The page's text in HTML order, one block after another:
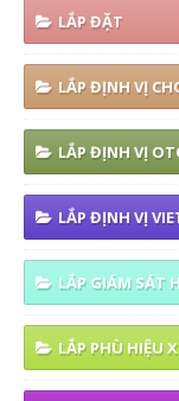
LẮP ĐẶT
LẮP ĐỊNH VỊ
LẮP ĐỊNH VỊ
LẮP ĐỊNH VỊ
LẮP GIÁM SÁT
LẮP PHÙ HIỆU